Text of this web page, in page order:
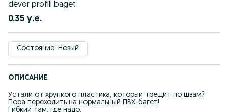
devor profili baget
0.35 у.е.
Состояние: Новый
ОПИСАНИЕ
Устали от хрупкого пластика, который трещит по швам?
Пора переходить на нормальный ПВХ-багет!
​Гибкий там, где надо.